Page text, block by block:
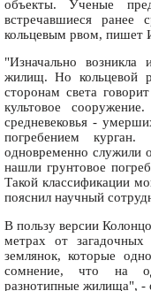
объекты. Ученые
встречавшиеся ранее
кольцевым рвом,
"Изначально
жилищ. Но кольцевой
сторонам света
культовое
средневековья -
погребением
одновременно служили
нашли грунтовое
Такой классификации
пояснил научный
В пользу версии
метрах от
землянок, которые
сомнение, что на
разнотипные жилища", -